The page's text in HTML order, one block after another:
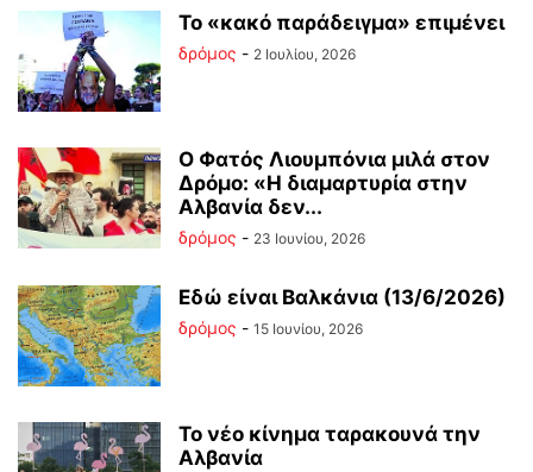
Το «κακό παράδειγμα» επιμένει
δρόμος - 2 Ιουλίου, 2026
Ο Φατός Λιουμπόνια μιλά στον
Δρόμο: «Η διαμαρτυρία στην
Αλβανία δεν...
δρόμος - 23 Ιουνίου, 2026
Εδώ είναι Βαλκάνια (13/6/2026)
δρόμος - 15 Ιουνίου, 2026
Το νέο κίνημα ταρακουνά την
Αλβανία